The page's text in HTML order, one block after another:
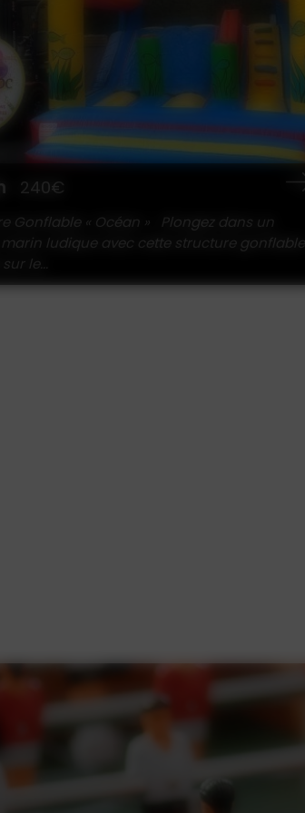
240€
enfants une aventure digne des cow-boys
structure gonflable sur le thème du Far
ses couleurs vives,...